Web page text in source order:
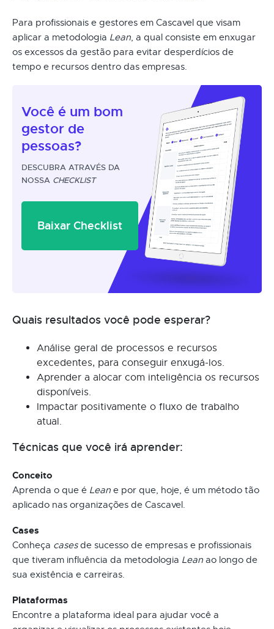
Para profissionais e gestores em Cascavel que visam
aplicar a metodologia Lean, a qual consiste em enxugar
os excessos da gestão para evitar desperdícios de
tempo e recursos dentro das empresas.
Você é um bom
gestor de
pessoas?
DESCUBRA ATRAVÉS DA
NOSSA CHECKLIST
Baixar Checklist
Quais resultados você pode esperar?
Análise geral de processos e recursos
excedentes, para conseguir enxugá-los.
Aprender a alocar com inteligência os recursos
disponíveis.
Impactar positivamente o fluxo de trabalho
atual.
Técnicas que você irá aprender:
Conceito
Aprenda o que é Lean e por que, hoje, é um método tão
aplicado nas organizações de Cascavel.
Cases
Conheça casesde sucesso de empresas e profissionais
que tiveram influência da metodologia Lean ao longo de
sua existência e carreiras.
Plataformas
Encontre a plataforma ideal para ajudar você a